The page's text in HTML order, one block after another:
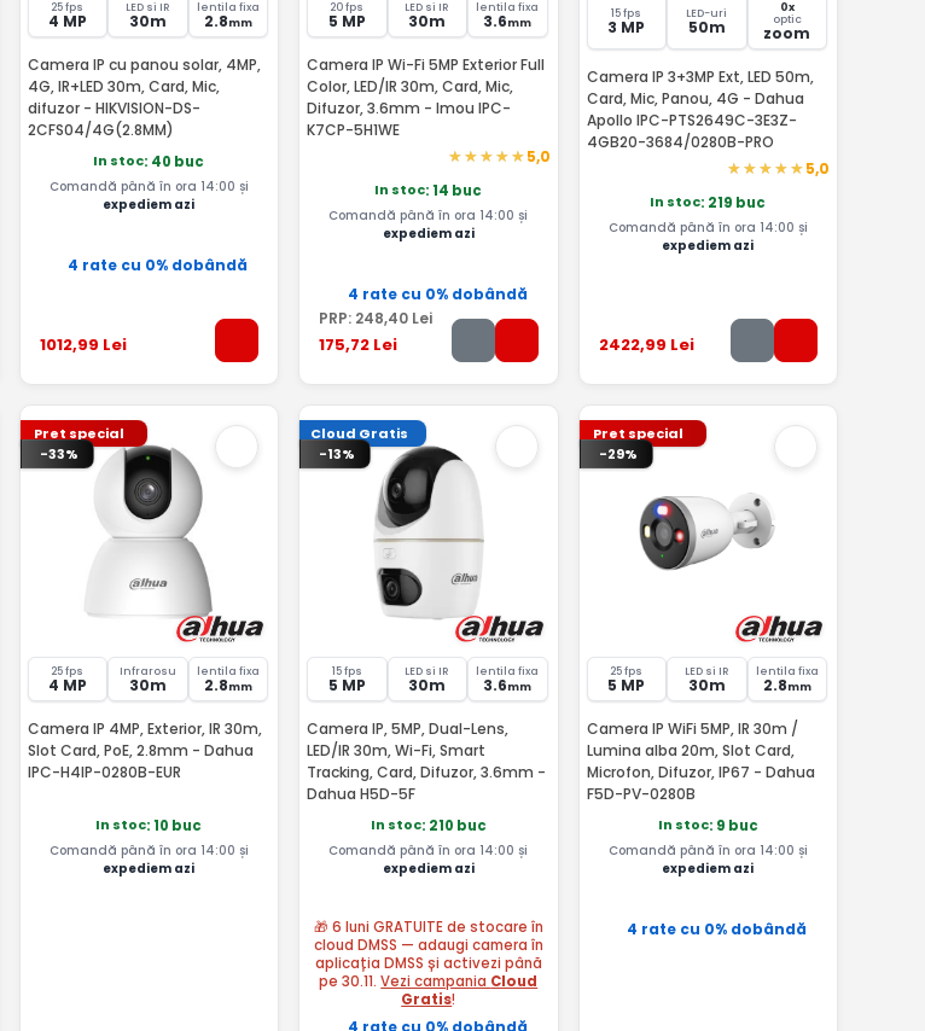
25 fps
4 MP
LED si IR
30m
lentila fixa
2.8mm
Camera IP cu panou solar, 4MP,
4G, IR+LED 30m, Card, Mic,
difuzor - HIKVISION-DS-
2CFS04/4G(2.8MM)
In stoc: 40 buc
Comandă până în ora 14:00 și
expediem azi
4 rate cu 0% dobândă
1012,99 Lei
20 fps
5 MP
LED si IR
30m
lentila fixa
3.6mm
Camera IP Wi-Fi 5MP Exterior Full
Color, LED/IR 30m, Card, Mic,
Difuzor, 3.6mm - Imou IPC-
K7CP-5H1WE
5,0
In stoc: 14 buc
Comandă până în ora 14:00 și
expediem azi
4 rate cu 0% dobândă
PRP: 248,40 Lei
175,72 Lei
15 fps
3 MP
LED-uri
50m
0x
optic
zoom
Camera IP 3+3MP Ext, LED 50m,
Card, Mic, Panou, 4G - Dahua
Apollo IPC-PTS2649C-3E3Z-
4GB20-3684/0280B-PRO
5,0
In stoc: 219 buc
Comandă până în ora 14:00 și
expediem azi
2422,99 Lei
Pret special
-33%
25 fps
4 MP
Infrarosu
30m
lentila fixa
2.8mm
Camera IP 4MP, Exterior, IR 30m,
Slot Card, PoE, 2.8mm - Dahua
IPC-H4IP-0280B-EUR
In stoc: 10 buc
Comandă până în ora 14:00 și
expediem azi
Cloud Gratis
-13%
15 fps
5 MP
LED si IR
30m
lentila fixa
3.6mm
Camera IP, 5MP, Dual-Lens,
LED/IR 30m, Wi-Fi, Smart
Tracking, Card, Difuzor, 3.6mm -
Dahua H5D-5F
In stoc: 210 buc
Comandă până în ora 14:00 și
expediem azi
🎁 6 luni GRATUITE de stocare în
cloud DMSS — adaugi camera în
aplicația DMSS și activezi până
pe 30.11.Vezi campania Cloud
Gratis!
4 rate cu 0% dobândă
Pret special
-29%
25 fps
5 MP
LED si IR
30m
lentila fixa
2.8mm
Camera IP WiFi 5MP, IR 30m /
Lumina alba 20m, Slot Card,
Microfon, Difuzor, IP67 - Dahua
F5D-PV-0280B
In stoc: 9 buc
Comandă până în ora 14:00 și
expediem azi
4 rate cu 0% dobândă